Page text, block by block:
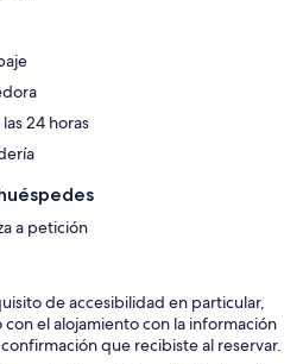
24 horas
a petición
de accesibilidad en particular,
el alojamiento con la información
que recibiste al reservar.